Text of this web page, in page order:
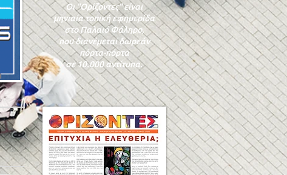
Οι "Ορίζοντες" είναι
μηνιαία τοπική εφημερίδα
στο Παλαιό Φάληρο,
που διανέμεται δωρεάν
πόρτα-πόρτα
σε 10.000 αντίτυπα.